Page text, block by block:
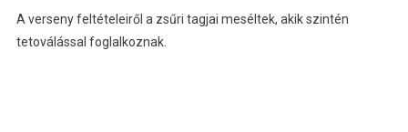
A verseny feltételeiről a zsűri tagjai meséltek, akik szintén
tetoválással foglalkoznak.